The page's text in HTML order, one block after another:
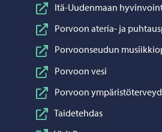
Itä-Uudenmaan
Porvoon ateria- ja
Porvoonseudun
Porvoon vesi
Porvoon
Taidetehdas